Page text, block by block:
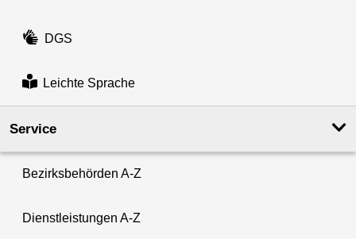
DGS
Leichte Sprache
Service
Bezirksbehörden A-Z
Dienstleistungen A-Z